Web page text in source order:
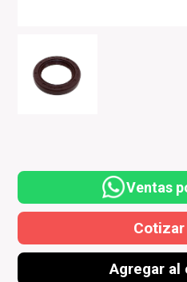
Ventas
Agregar